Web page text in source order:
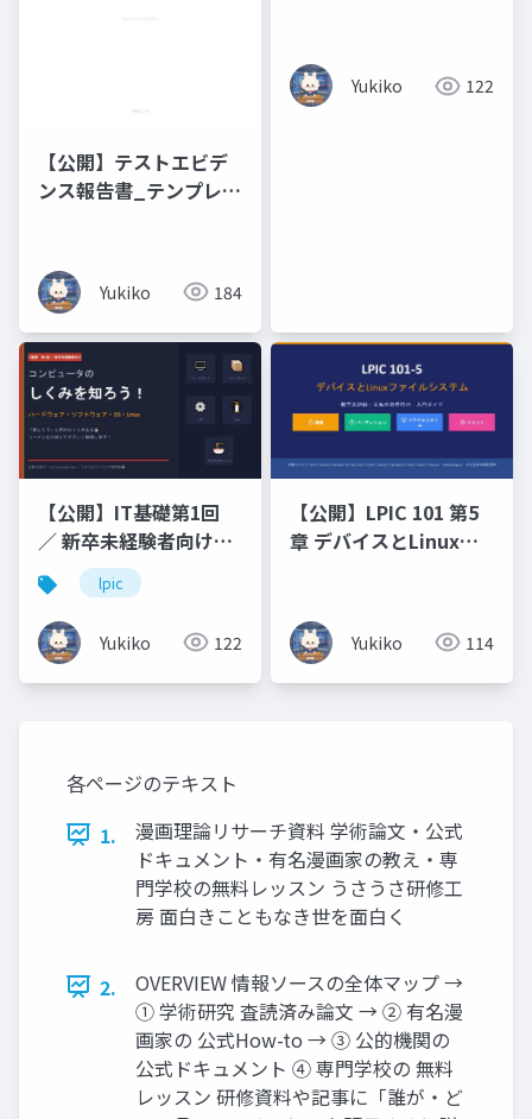
【公開】テストエビデ
ンス報告書_テンプレー
Yukiko 184
Yukiko 122
【公開】IT基礎第1回
／ 新卒未経験者向けコ
ンピュータのしくみを
知ろう！ハードウェ
ア・ソフトウェア・
OS・Linux「難しそ
う」と思わなくて大丈
す！
lpic
Yukiko 122
【公開】LPIC 101 第5
章 デバイスとLinuxフ
入門ガイド
Yukiko 114
各ページのテキスト
1.
漫画理論リサーチ資料 学術論文・公式
ドキュメント・有名漫画家の教え・専
門学校の無料レッスン うさうさ研修工
房 面白きこともなき世を面白く
2.
OVERVIEW 情報ソースの全体マップ →
① 学術研究 査読済み論文 → ② 有名漫
画家の 公式How-to → ③ 公的機関の
公式ドキュメント ④ 専門学校の 無料
レッスン 研修資料や記事に「誰が・ど